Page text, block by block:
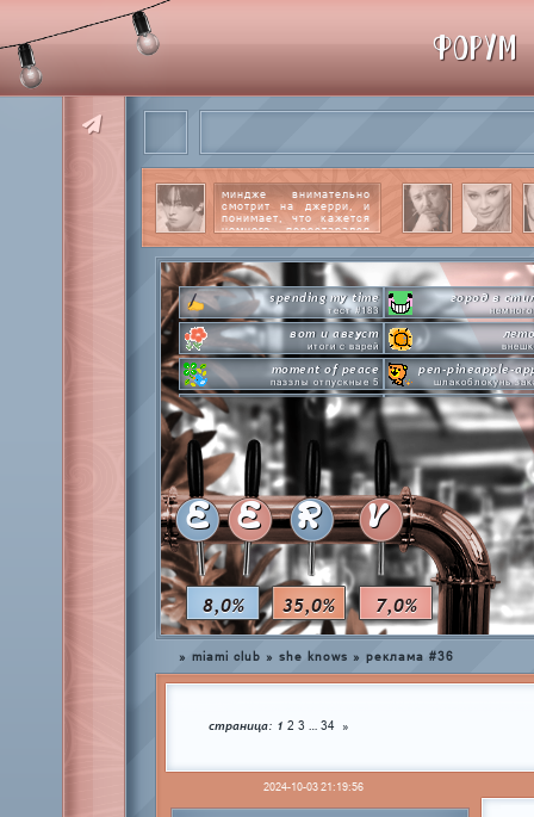
8,0% 35,0% 7,0%
миндже внимательно
смотрит на джерри, и
понимает, что кажется
немного перестарался
далее
spending my time
тест #183
город в
вот и август
итоги с варей
moment of peace
паззлы отпускные 5
pen-pineapple-
шлакоблокунь
hot n cold
охлаждаемся в клабграмме
сделай это
everyone's a star
покупаем звезды
time goes by
private emotion
с днем эмоций #4
hot
летняя
E E R V
ФОРУМ
» miami club » she knows » реклама #36
страница: 1 2 3 … 34 »
2024-10-03 21:19:56